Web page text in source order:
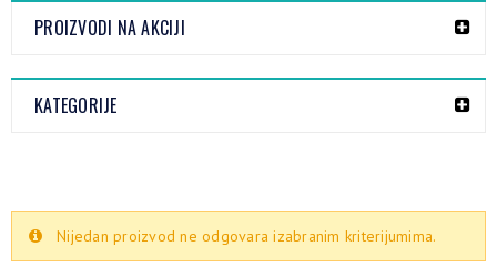
PROIZVODI NA AKCIJI
KATEGORIJE
Nijedan proizvod ne odgovara izabranim kriterijumima.